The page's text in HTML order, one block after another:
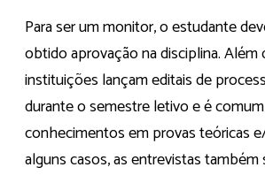
Para ser um monitor, o estudante
obtido aprovação na disciplina. Além
instituições lançam editais de
durante o semestre letivo e é
conhecimentos em provas teóricas
alguns casos, as entrevistas também